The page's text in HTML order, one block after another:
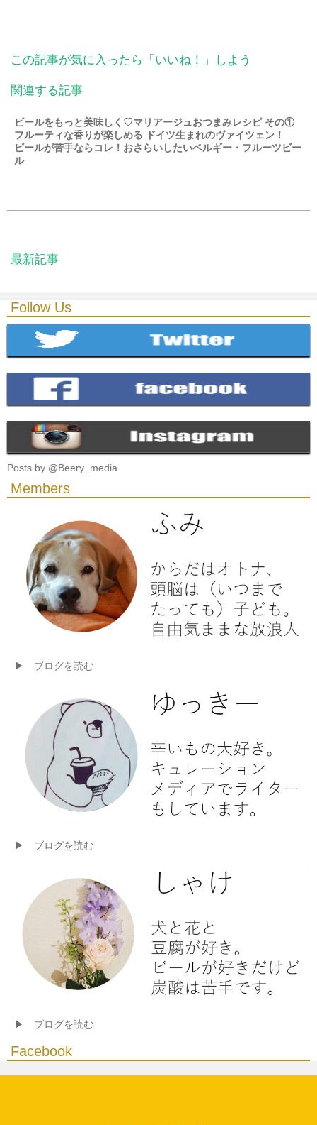
この記事が気に入ったら「いいね！」しよう
関連する記事
ビールをもっと美味しく♡マリアージュおつまみレシピ その①
フルーティな香りが楽しめる ドイツ生まれのヴァイツェン！
ビールが苦手ならコレ！おさらいしたいベルギー・フルーツビー
ル
最新記事
Follow Us
Posts by @Beery_media
Members
▶ ブログを読む
▶ ブログを読む
▶ ブログを読む
Facebook